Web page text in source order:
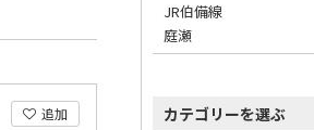
追加
JR伯備線
庭瀬
カテゴリーを選ぶ